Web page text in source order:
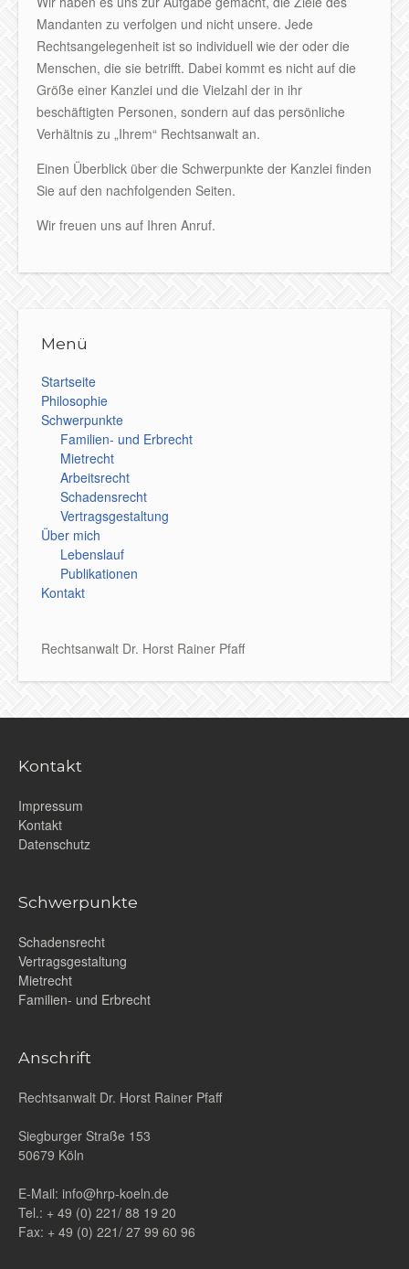
Mandanten zu verfolgen und nicht unsere. Jede
Rechtsangelegenheit ist so individuell wie der oder die
Menschen, die sie betrifft. Dabei kommt es nicht auf die
Größe einer Kanzlei und die Vielzahl der in ihr
beschäftigten Personen, sondern auf das persönliche
Verhältnis zu „Ihrem“ Rechtsanwalt an.
Einen Überblick über die Schwerpunkte der Kanzlei finden
Sie auf den nachfolgenden Seiten.
Wir freuen uns auf Ihren Anruf.
Menü
Startseite
Philosophie
Schwerpunkte
Familien- und Erbrecht
Mietrecht
Arbeitsrecht
Schadensrecht
Vertragsgestaltung
Über mich
Lebenslauf
Publikationen
Kontakt
Rechtsanwalt Dr. Horst Rainer Pfaff
Kontakt
Impressum
Kontakt
Datenschutz
Schwerpunkte
Schadensrecht
Vertragsgestaltung
Mietrecht
Familien- und Erbrecht
Anschrift
Rechtsanwalt Dr. Horst Rainer Pfaff
Siegburger Straße 153
50679 Köln
E-Mail: info@hrp-koeln.de
Tel.: + 49 (0) 221/ 88 19 20
Fax: + 49 (0) 221/ 27 99 60 96